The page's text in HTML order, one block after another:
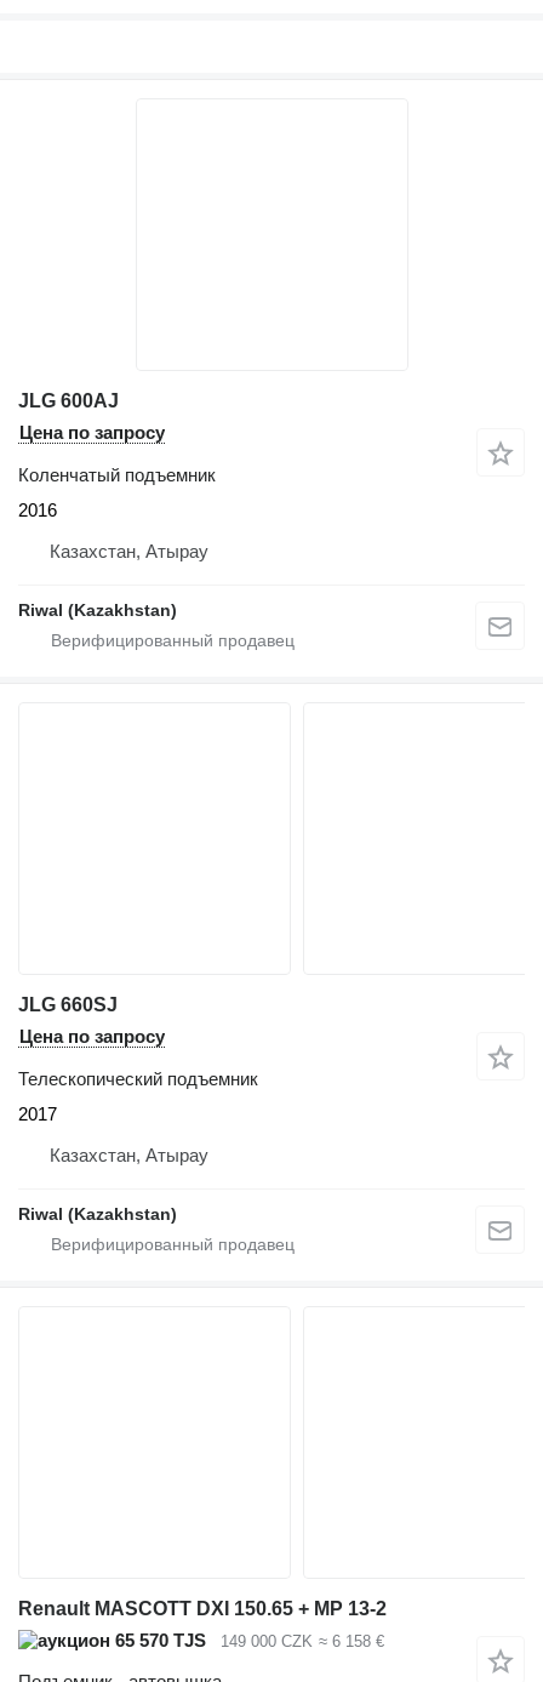
JLG 600AJ
Цена по запросу
Коленчатый подъемник
2016
Казахстан, Атырау
Riwal (Kazakhstan)
JLG 660SJ
Цена по запросу
Телескопический подъемник
2017
Казахстан, Атырау
Riwal (Kazakhstan)
Renault MASCOTT DXI 150.65 + MP 13-2
65 570 TJS
149 000 CZK ≈ 6 158 €